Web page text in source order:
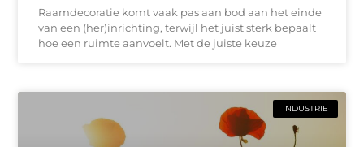
Raamdecoratie komt vaak pas aan bod aan het einde
van een (her)inrichting, terwijl het juist sterk bepaalt
hoe een ruimte aanvoelt. Met de juiste keuze
INDUSTRIE